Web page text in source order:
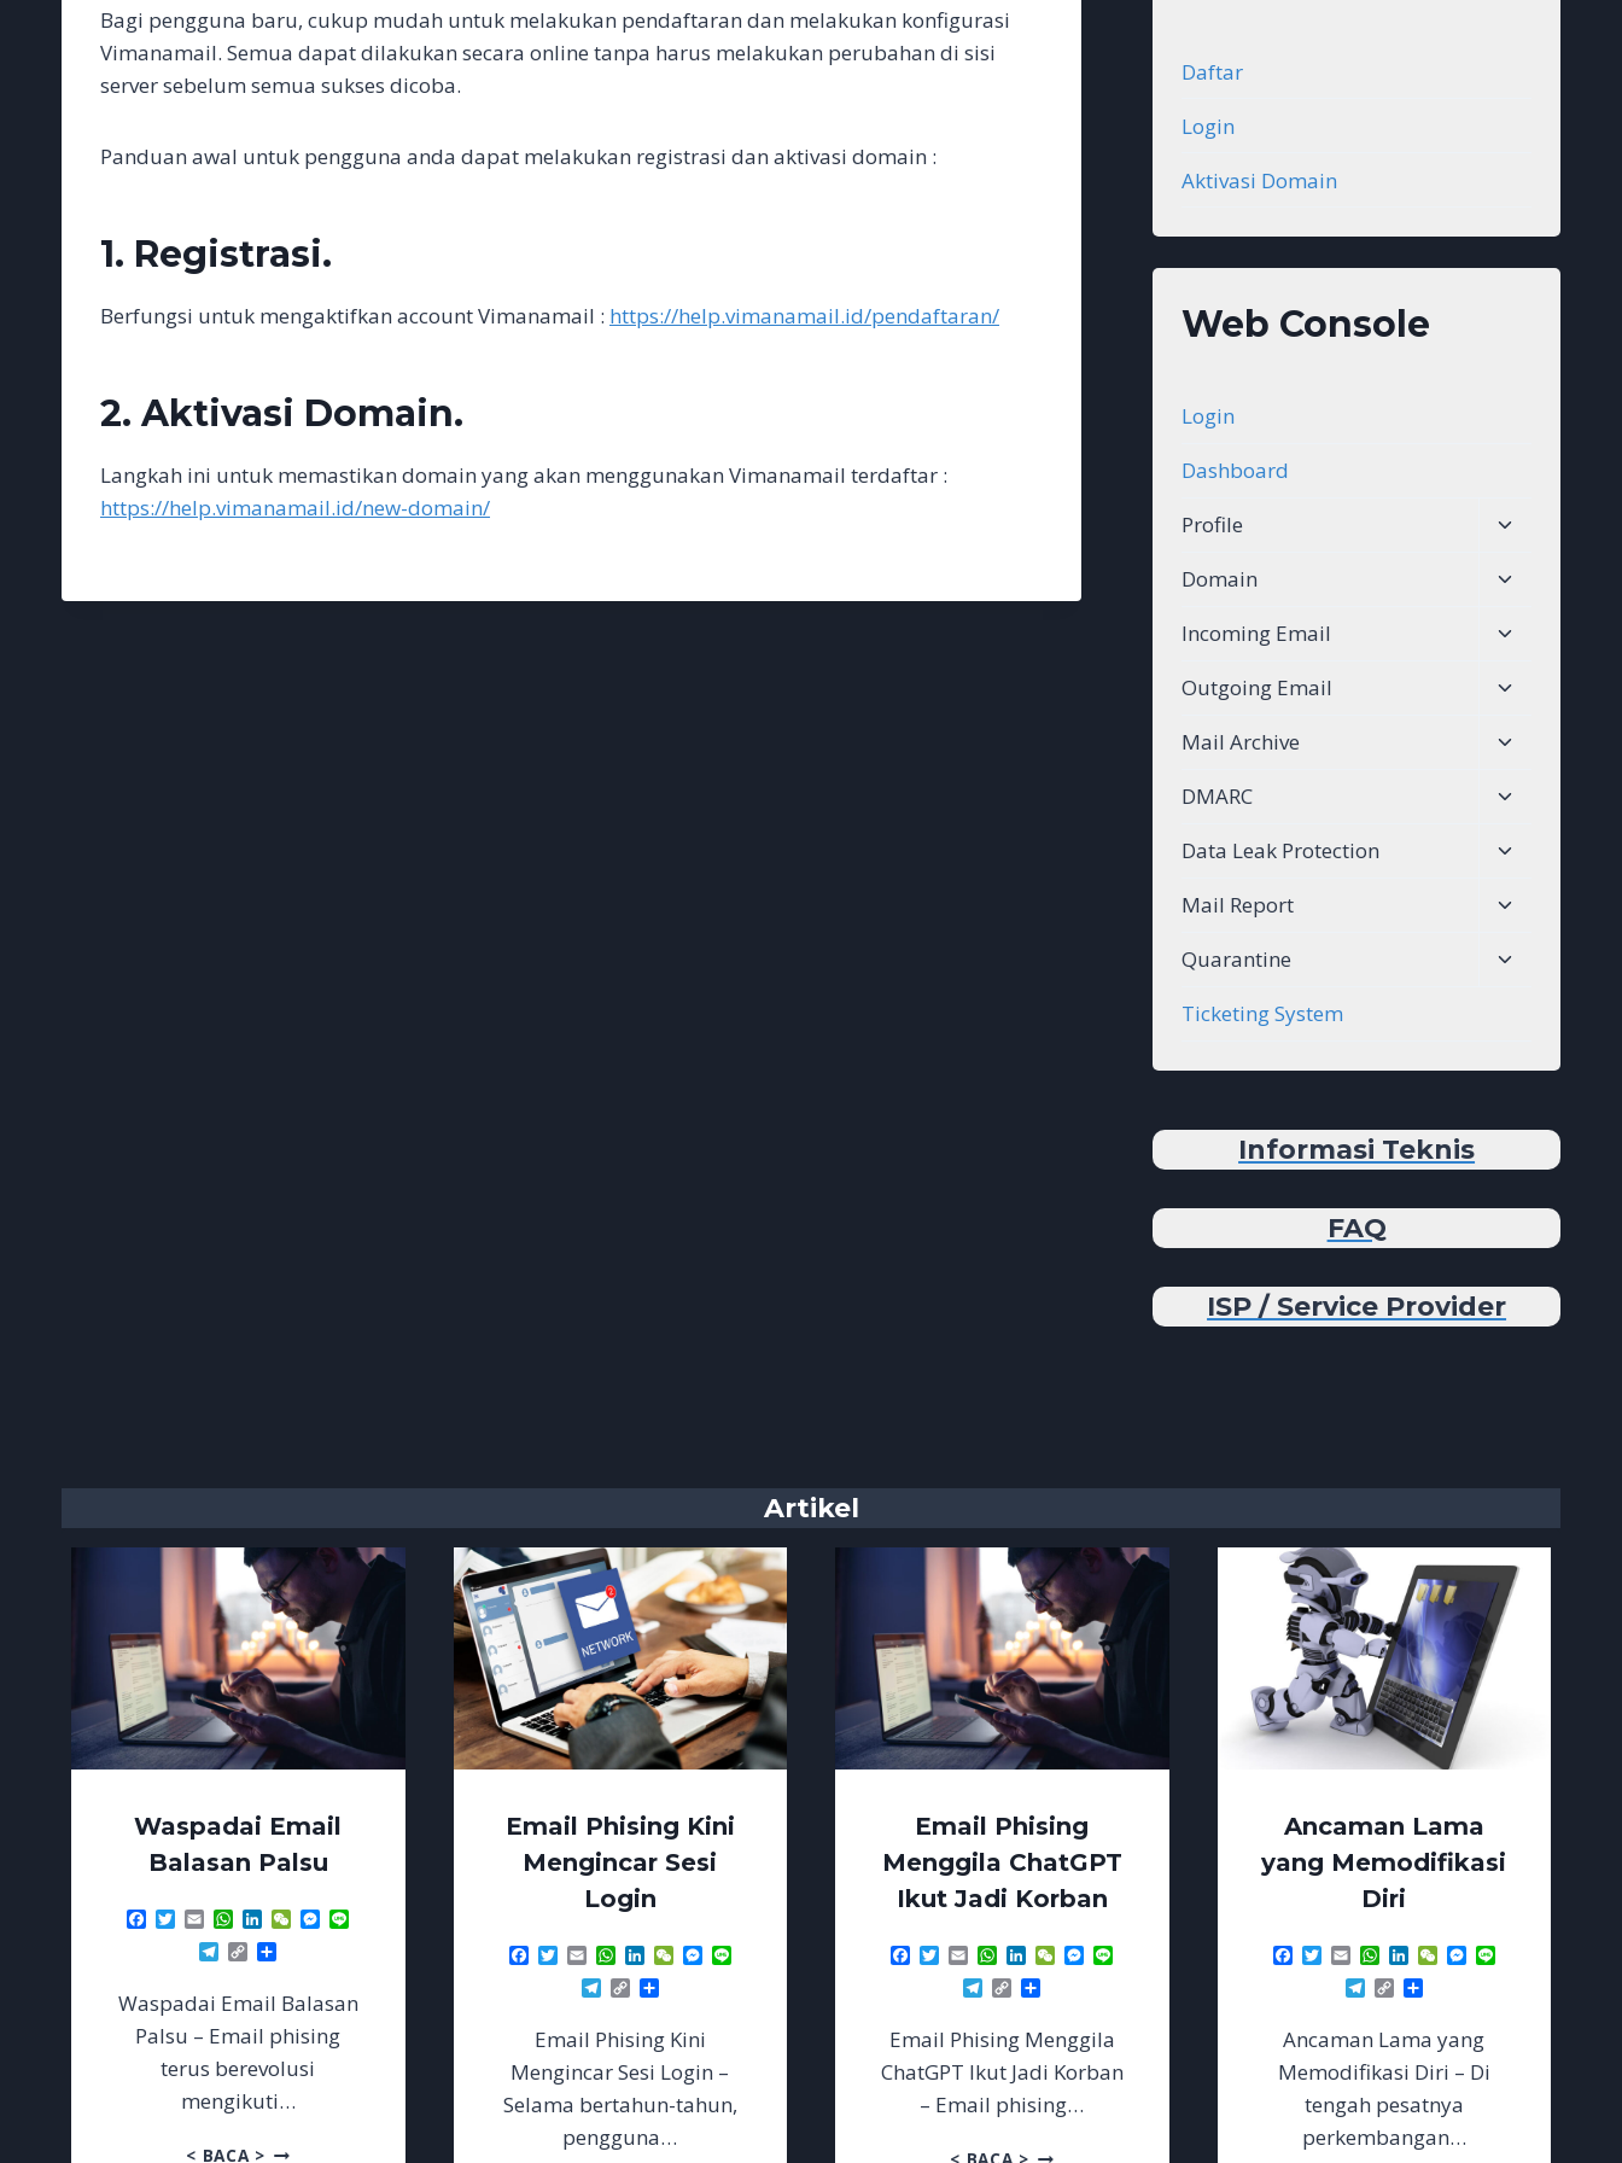
e
b
o
o
t
t
e
r
i
l
t
s
A
p
k
e
d
I
h
a
t
s
e
n
g
n
e e
g
r
a
y
L
i
n
a
r
e
Bagi pengguna baru, cukup mudah untuk melakukan pendaftaran dan melakukan konfigurasi
Vimanamail. Semua dapat dilakukan secara online tanpa harus melakukan perubahan di sisi
server sebelum semua sukses dicoba.
Panduan awal untuk pengguna anda dapat melakukan registrasi dan aktivasi domain :
1. Registrasi.
Berfungsi untuk mengaktifkan account Vimanamail : https://help.vimanamail.id/pendaftaran/
2. Aktivasi Domain.
Langkah ini untuk memastikan domain yang akan menggunakan Vimanamail terdaftar :
https://help.vimanamail.id/new-domain/
Daftar
Login
Aktivasi Domain
Web Console
Login
Dashboard
Profile
Toggle
menu
Domain
Toggle
menu
Incoming Email
Toggle
menu
Outgoing Email
Toggle
menu
Mail Archive
Toggle
menu
DMARC
Toggle
menu
Data Leak Protection
Toggle
menu
Mail Report
Toggle
menu
Quarantine
Toggle
Ticketing System
Informasi Teknis
FAQ
ISP / Service Provider
Artikel
Waspadai Email
Balasan Palsu
Facebook
TwitterEmailWhatsApp
LinkedIn
WeChatMessenger
Telegram
Copy
Waspadai Email Balasan
Palsu – Email phising
terus berevolusi
mengikuti…
< BACA >WASPADAI
Email Phising Kini
Mengincar Sesi
Login
Facebook
Twitter
EmailWhatsApp
LinkedIn
WeChatMessenger
Line
Telegram
CopyShare
Email Phising Kini
Mengincar Sesi Login –
Selama bertahun-tahun,
pengguna…
Email Phising
Menggila ChatGPT
Ikut Jadi Korban
Facebook
TwitterEmailWhatsApp
LinkedIn
WeChatMessenger
Telegram
Copy
Email Phising Menggila
ChatGPT Ikut Jadi Korban
– Email phising…
EMAIL
Ancaman Lama
yang Memodifikasi
Diri
Facebook
Twitter
EmailWhatsApp
LinkedIn
WeChatMessenger
Line
Telegram
CopyShare
Ancaman Lama yang
Memodifikasi Diri – Di
tengah pesatnya
perkembangan…